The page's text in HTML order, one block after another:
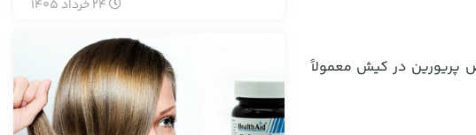
پریورین در کیش معمولاً
24خرداد 1405